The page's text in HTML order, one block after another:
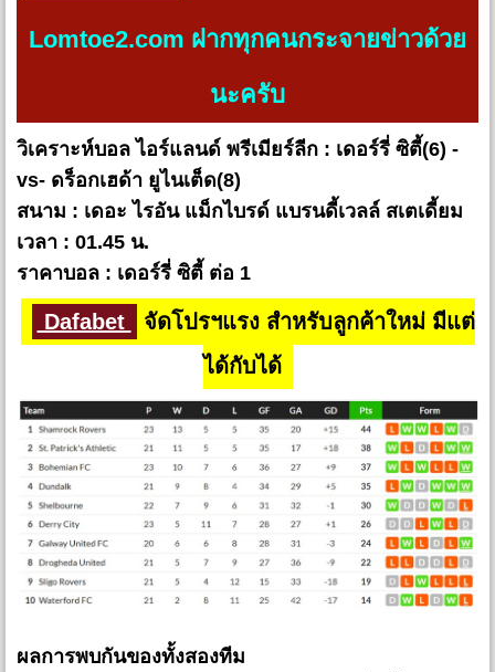
Lomtoe2.com ฝากทุกคนกระจายข่าวด้วย
นะครับ
วิเคราะห์บอล ไอร์แลนด์ พรีเมียร์ลีก : เดอร์รี่ ซิตี้(6) -
vs- ดร็อกเฮด้า ยูไนเต็ด(8)
สนาม : เดอะ ไรอัน แม็กไบรด์ แบรนดี้เวลล์ สเตเดี้ยม
เวลา : 01.45 น.
ราคาบอล : เดอร์รี่ ซิตี้ ต่อ 1
Dafabet
จัดโปรฯแรง สำหรับลูกค้าใหม่ มีแต่
ได้กับได้
ผลการพบกันของทั้งสองทีม